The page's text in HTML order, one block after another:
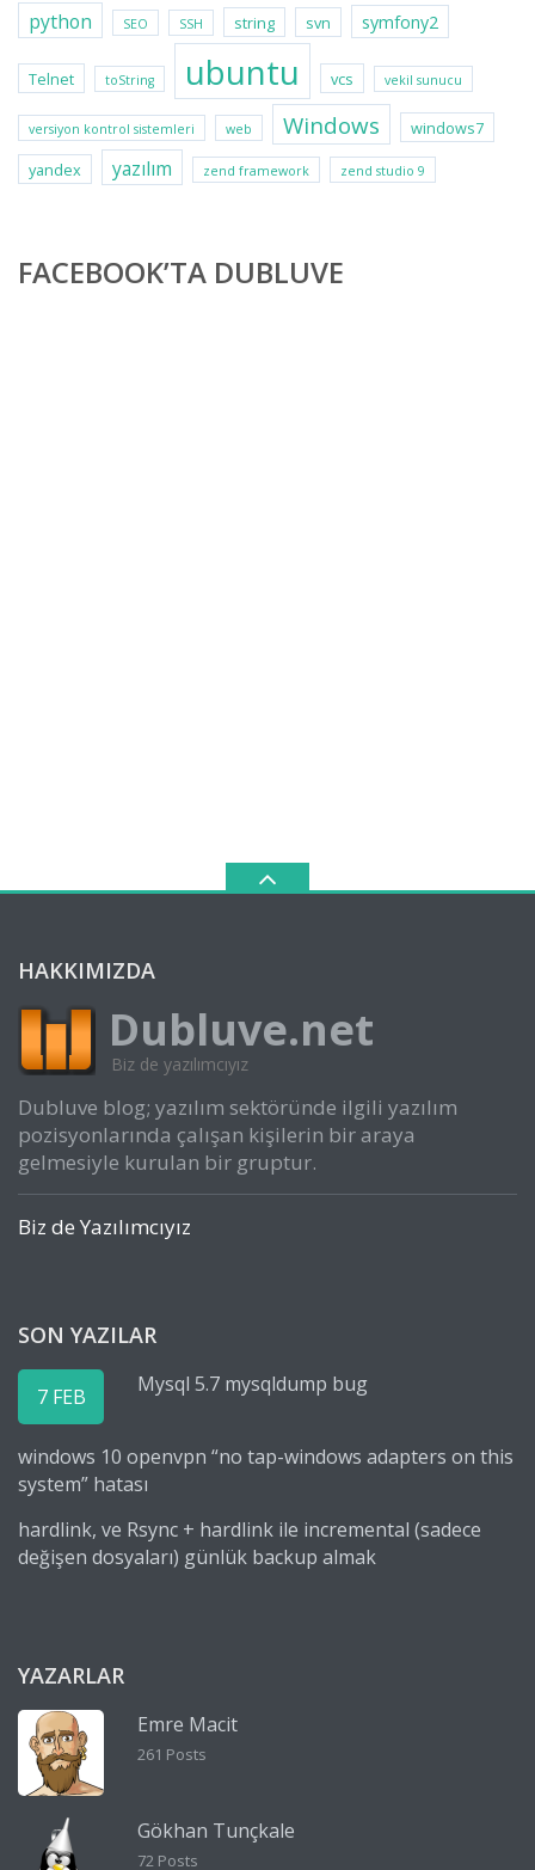
python
SEO SSH string svn symfony2
Telnet toString ubuntu vcs vekil sunucu
versiyon kontrol sistemleri web Windows
windows7
yandex
yazılım zend framework zend studio 9
FACEBOOK’TA DUBLUVE
HAKKIMIZDA
Dubluve.net
Biz de yazılımcıyız
Dubluve blog; yazılım sektöründe ilgili yazılım
pozisyonlarında çalışan kişilerin bir araya
gelmesiyle kurulan bir gruptur.
Biz de Yazılımcıyız
SON YAZILAR
7 FEB Mysql 5.7 mysqldump bug
windows 10 openvpn “no tap-windows adapters on this
system” hatası
hardlink, ve Rsync + hardlink ile incremental (sadece
değişen dosyaları) günlük backup almak
YAZARLAR
Emre Macit
261 Posts
Gökhan Tunçkale
72 Posts